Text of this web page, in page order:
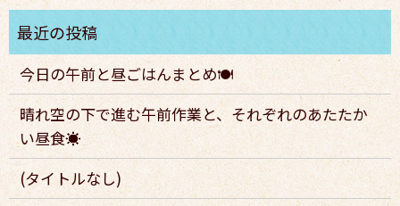
今日の午前と昼ごはんまとめ🍽️
晴れ空の下で進む午前作業と、それぞれのあたたか
い昼食☀️
(タイトルなし)